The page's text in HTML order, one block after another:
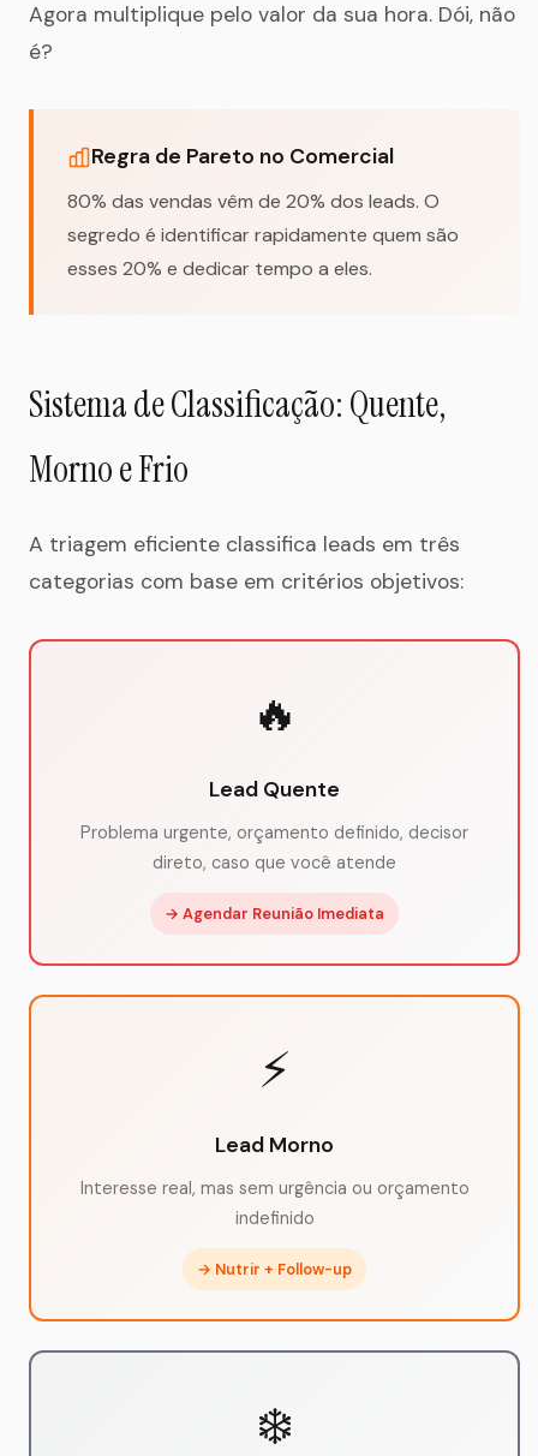
Agora multiplique pelo valor da sua hora. Dói, não
é?
Regra de Pareto no Comercial
80% das vendas vêm de 20% dos leads. O
segredo é identificar rapidamente quem são
esses 20% e dedicar tempo a eles.
Sistema de Classificação: Quente,
Morno e Frio
A triagem eficiente classifica leads em três
categorias com base em critérios objetivos:
🔥
Lead Quente
Problema urgente, orçamento definido, decisor
direto, caso que você atende
→ Agendar Reunião Imediata
⚡
Lead Morno
Interesse real, mas sem urgência ou orçamento
indefinido
→ Nutrir + Follow-up
❄️